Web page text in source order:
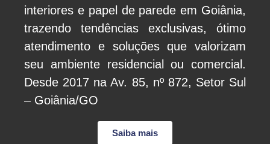
interiores e papel de parede em Goiânia,
trazendo tendências exclusivas, ótimo
atendimento e soluções que valorizam
seu ambiente residencial ou comercial.
Desde 2017 na Av. 85, nº 872, Setor Sul
– Goiânia/GO
Saiba mais